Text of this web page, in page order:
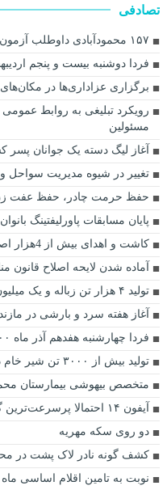
تصادفی
۱۵۷ محمودآبادی داوطلب آزمون وزارت بهداشت
فردا دوشنبه بیست و پنجم اردیبهشت ماه ۱۴۰۲،
برگزاری عزاداری‌ها در
رویکرد تبلیغی به روابط
مسئولین
آغاز لیگ دسته یک جوانان پسر
تغییر در شیوه مدیریت سواحل
حفظ حرمت چادر، حفظ عفت
پایان مسابقات پاورلیفتینگ
کاشت و اهدای بیش از 4هزار اصله نهال در شهر محمودآباد
آماده شدن لایحه اصلاح قانون
تولید ۴ هزار تن زباله و یک میلیون لیتر شیرابه در مازندران
آغاز هفته سرد و بارشی در
فردا چهارشنبه هفدهم آذر ماه ۱۴۰۰، محمودآباد چه خبره؟
تولید بیش از ۳۰۰۰ تن شیر خام در محمودآباد
متخصص بیهوشی بیمارستان
آیفون ۱۴ احتمالا پرسرعت‌ترین گوشی هوشمند است
دو روی سکه مهریه
کشف گونه نادر لاک پشت در
نوبت به تامین اقلام اساسی